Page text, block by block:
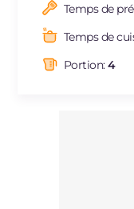
BR
Temps de
Temps de
Portion:4